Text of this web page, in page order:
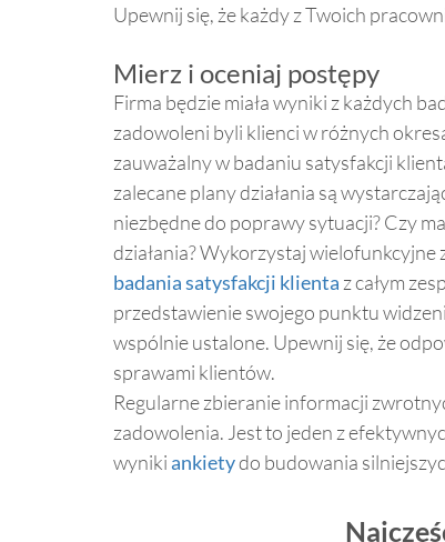
Upewnij się, że każdy z Twoich
Mierz i oceniaj postępy
Firma będzie miała wyniki z każdych
zadowoleni byli klienci w różnych
zauważalny w badaniu satysfakcji
zalecane plany działania są
niezbędne do poprawy sytuacji? Czy
działania? Wykorzystaj wielofunkcyjne
badania satysfakcji klienta z całym
przedstawienie swojego punktu
wspólnie ustalone. Upewnij się, że
sprawami klientów.
Regularne zbieranie informacji
zadowolenia. Jest to jeden z
wynikiankietydo budowania